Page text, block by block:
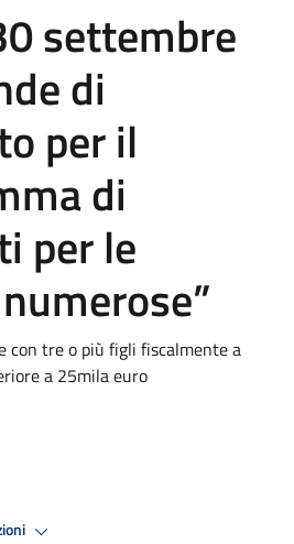
settembre
di
per il
di
per le
con tre o più figli fiscalmente a
a 25mila euro